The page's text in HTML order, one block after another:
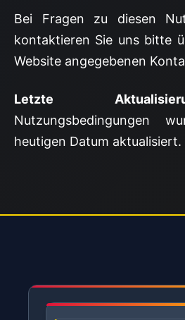
Bei Fragen zu diesen
kontaktieren Sie uns bitte
Website angegebenen
Letzte
Nutzungsbedingungen
heutigen Datum aktualisiert.